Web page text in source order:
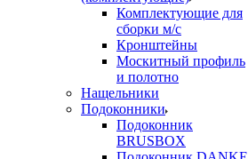
Комплектующие для
сборки м/с
Кронштейны
Москитный профиль
и полотно
Нащельники
Подоконники
Подоконник
BRUSBOX